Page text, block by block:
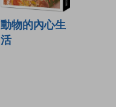
動物的內心生
活